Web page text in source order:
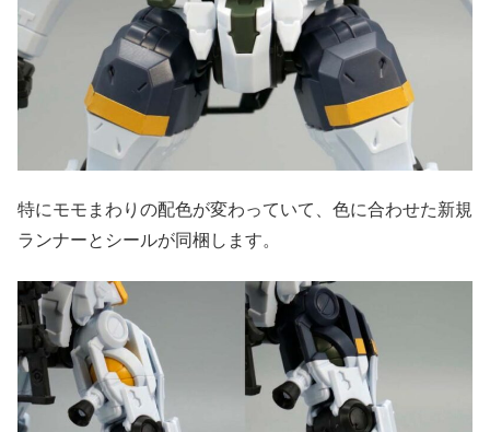
特にモモまわりの配色が変わっていて、色に合わせた新規
ランナーとシールが同梱します。